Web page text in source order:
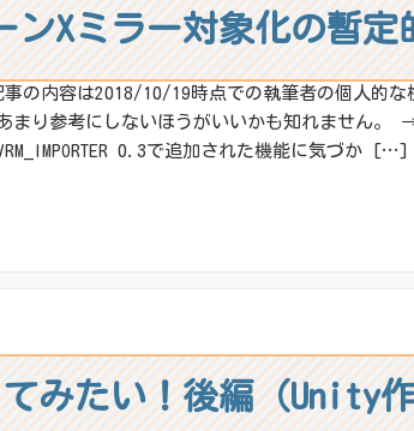
ンXミラー対象化の暫定
の内容は2018/10/19時点での執筆者の個人的な
まり参考にしないほうがいいかも知れません。
0.3で追加された機能に気づか […]
みたい！後編（Unity